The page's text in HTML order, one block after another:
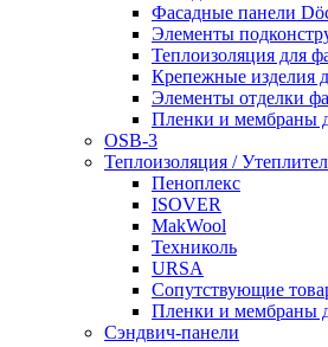
Фасадные панели
Элементы
Теплоизоляция для
Крепежные изделия
Элементы отделки
Пленки и мембраны
OSB-3
Теплоизоляция /
Пеноплекс
ISOVER
MakWool
Техниколь
URSA
Сопутствующие
Пленки и мембраны
Сэндвич-панели